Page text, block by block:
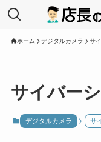
ホーム デジタルカメラ サ
サイバー
デジタルカメラ サ